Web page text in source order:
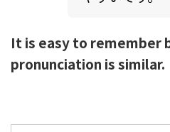
It is easy to remember
pronunciation is similar.